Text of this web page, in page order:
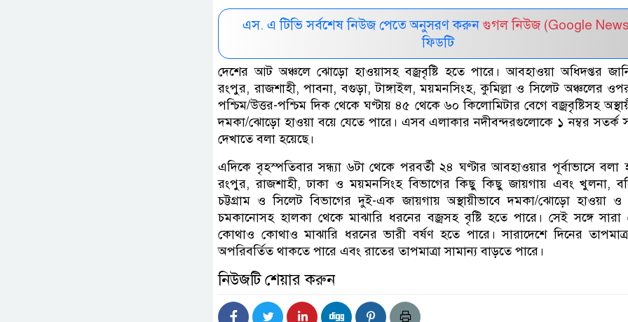
এস. এ টিভি সর্বশেষ নিউজ পেতে অনুসরণ করুন গুগল নিউজ (Google
ফিডটি
দেশের আট অঞ্চলে ঝোড়ো হাওয়াসহ বজ্রবৃষ্টি হতে পারে। আবহাওয়া অধিদপ্তর
রংপুর, রাজশাহী, পাবনা, বগুড়া, টাঙ্গাইল, ময়মনসিংহ, কুমিল্লা ও সিলেট অঞ্চলের
পশ্চিম/উত্তর-পশ্চিম দিক থেকে ঘণ্টায় ৪৫ থেকে ৬০ কিলোমিটার বেগে বজ্রবৃষ্টিসহ
দমকা/ঝোড়ো হাওয়া বয়ে যেতে পারে। এসব এলাকার নদীবন্দরগুলোকে ১ নম্বর সতর্ক
দেখাতে বলা হয়েছে।
এদিকে বৃহস্পতিবার সন্ধ্যা ৬টা থেকে পরবর্তী ২৪ ঘণ্টার আবহাওয়ার পূর্বাভাসে বলা
রংপুর, রাজশাহী, ঢাকা ও ময়মনসিংহ বিভাগের কিছু কিছু জায়গায় এবং খুলনা,
চট্টগ্রাম ও সিলেট বিভাগের দুই-এক জায়গায় অস্থায়ীভাবে দমকা/ঝোড়ো হাওয়া ও
চমকানোসহ হালকা থেকে মাঝারি ধরনের বজ্রসহ বৃষ্টি হতে পারে। সেই সঙ্গে সারা
কোথাও কোথাও মাঝারি ধরনের ভারী বর্ষণ হতে পারে। সারাদেশে দিনের
অপরিবর্তিত থাকতে পারে এবং রাতের তাপমাত্রা সামান্য বাড়তে পারে।
নিউজটি শেয়ার করুন